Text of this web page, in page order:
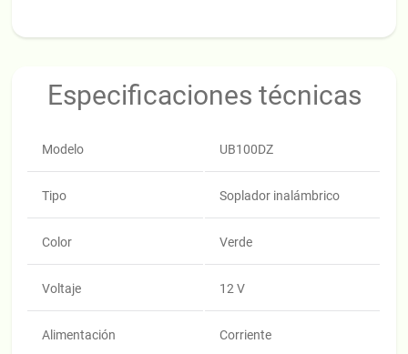
Especificaciones técnicas
Modelo UB100DZ
Tipo Soplador inalámbrico
Color Verde
Voltaje 12 V
Alimentación Corriente